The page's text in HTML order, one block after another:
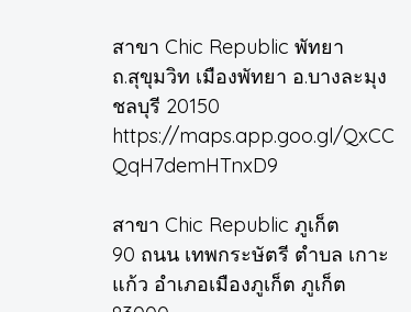
สาขา Chic Republic พัทยา
ถ.สุขุมวิท เมืองพัทยา อ.บางละมุง
ชลบุรี 20150
https://maps.app.goo.gl/QxCC
QqH7demHTnxD9
สาขา Chic Republic ภูเก็ต
90 ถนน เทพกระษัตรี ตำบล เกาะ
แก้ว อำเภอเมืองภูเก็ต ภูเก็ต